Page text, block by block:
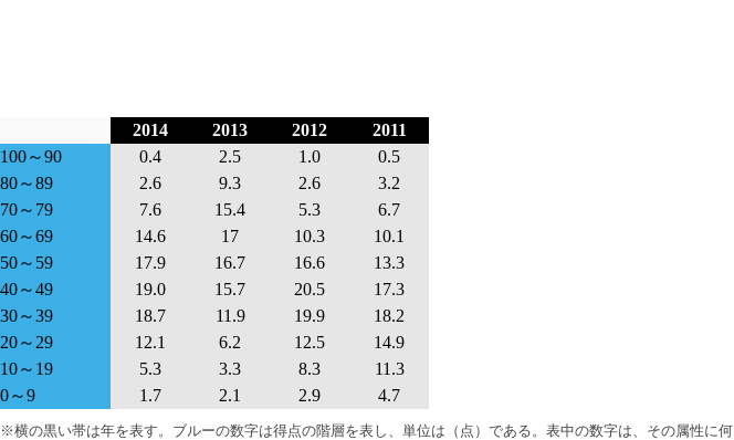
2014 2013 2012
2011
100～90
0.4 2.5 1.0
0.5
80～89
2.6 9.3 2.6
3.2
70～79
7.6 15.4 5.3
6.7
60～69
14.6 17 10.3
10.1
50～59
17.9 16.7 16.6
13.3
40～49
19.0 15.7 20.5
17.3
30～39
18.7 11.9 19.9
18.2
20～29
12.1 6.2 12.5
14.9
10～19
5.3 3.3 8.3
11.3
0～9
1.7 2.1 2.9 4.7
※横の黒い帯は年を表す。ブルーの数字は得点の階層を表し、単位は（点）である。表中の数字は、その属性に何